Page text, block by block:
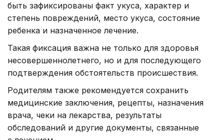
быть зафиксированы факт укуса, характер и
степень повреждений, место укуса, состояние
ребенка и назначенное лечение.
Такая фиксация важна не только для здоровья
несовершеннолетнего, но и для последующего
подтверждения обстоятельств происшествия.
Родителям также рекомендуется сохранить
медицинские заключения, рецепты, назначения
врача, чеки на лекарства, результаты
обследований и другие документы, связанные